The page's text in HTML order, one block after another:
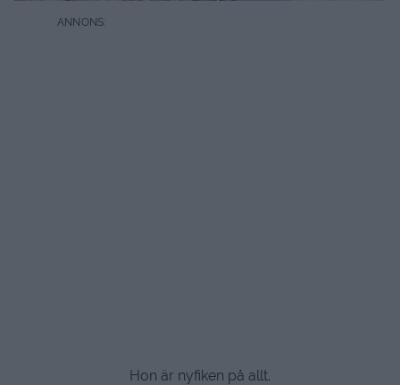
Hon är nyfiken på allt.